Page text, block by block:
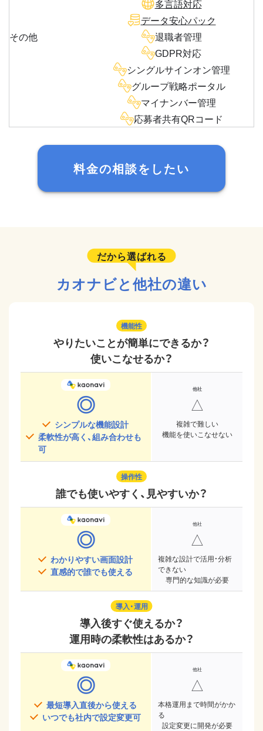
その他
多言語対応
データ安心パック
退職者管理
GDPR対応
シングルサインオン管理
グループ戦略ポータル
マイナンバー管理
応募者共有QRコード
料金の相談をしたい
だから選ばれる
カオナビと他社の違い
機能性
やりたいことが簡単にできるか？
使いこなせるか？
◎
シンプルな機能設計
柔軟性が高く、組み合わせも
可
△
複雑で難しい
機能を使いこなせない
操作性
誰でも使いやすく、見やすいか？
◎
わかりやすい画面設計
直感的で誰でも使える
△
複雑な設計で活用・分析
できない
専門的な知識が必要
導入・運用
導入後すぐ使えるか？
運用時の柔軟性はあるか？
◎
最短導入直後から使える
いつでも社内で設定変更可
△
本格運用まで時間がかか
る
設定変更に開発が必要